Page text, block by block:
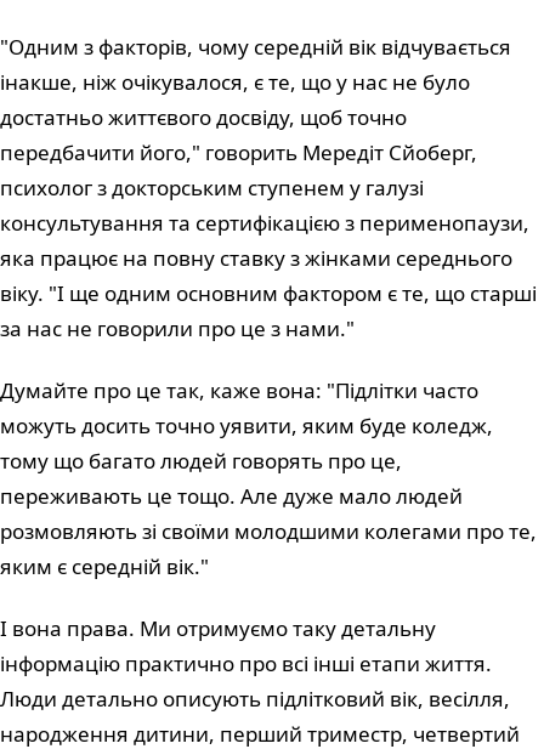
"Одним з факторів, чому середній вік відчувається
інакше, ніж очікувалося, є те, що у нас не було
достатньо життєвого досвіду, щоб точно
передбачити його," говорить Мередіт Сйоберг,
психолог з докторським ступенем у галузі
консультування та сертифікацією з перименопаузи,
яка працює на повну ставку з жінками середнього
віку. "І ще одним основним фактором є те, що старші
за нас не говорили про це з нами."
Думайте про це так, каже вона: "Підлітки часто
можуть досить точно уявити, яким буде коледж,
тому що багато людей говорять про це,
переживають це тощо. Але дуже мало людей
розмовляють зі своїми молодшими колегами про те,
яким є середній вік."
І вона права. Ми отримуємо таку детальну
інформацію практично про всі інші етапи життя.
Люди детально описують підлітковий вік, весілля,
народження дитини, перший триместр, четвертий